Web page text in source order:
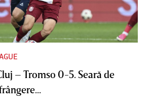
– Tromso 0-5. Seară de